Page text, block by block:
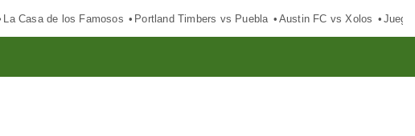
La Casa de los Famosos Portland Timbers vs Puebla Austin FC vs Xolos